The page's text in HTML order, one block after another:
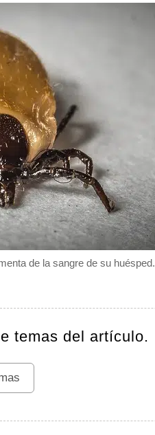
de la sangre de su huésped.
temas del artículo.